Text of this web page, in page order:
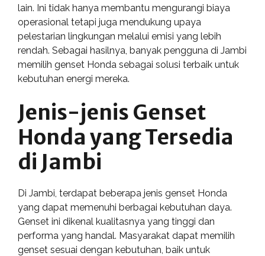
lain. Ini tidak hanya membantu mengurangi biaya
operasional tetapi juga mendukung upaya
pelestarian lingkungan melalui emisi yang lebih
rendah. Sebagai hasilnya, banyak pengguna di Jambi
memilih genset Honda sebagai solusi terbaik untuk
kebutuhan energi mereka.
Jenis-jenis Genset
Honda yang Tersedia
di Jambi
Di Jambi, terdapat beberapa jenis genset Honda
yang dapat memenuhi berbagai kebutuhan daya.
Genset ini dikenal kualitasnya yang tinggi dan
performa yang handal. Masyarakat dapat memilih
genset sesuai dengan kebutuhan, baik untuk